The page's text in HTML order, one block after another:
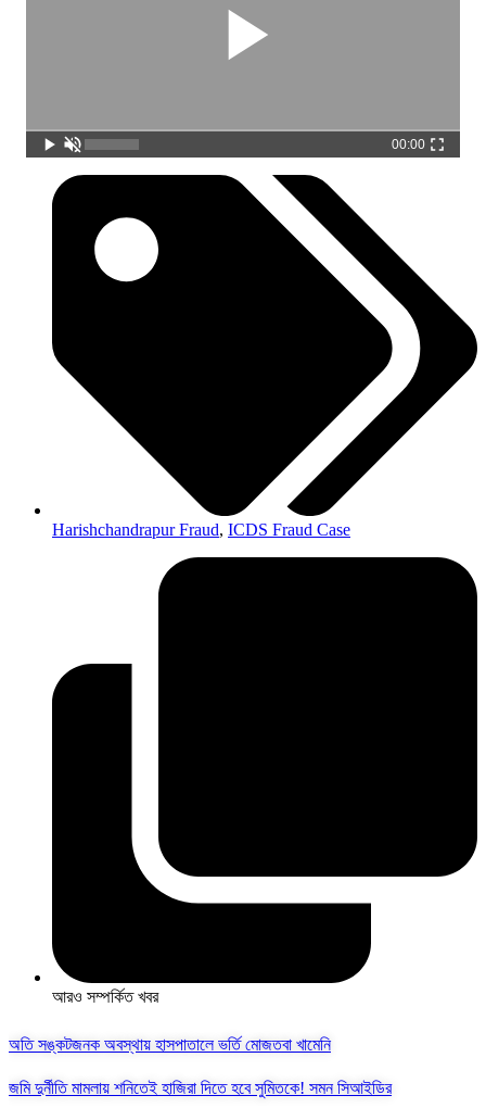
00:00
Harishchandrapur Fraud, ICDS Fraud Case
আরও সম্পর্কিত খবর
অতি সঙ্কটজনক অবস্থায় হাসপাতালে ভর্তি মোজতবা খামেনি
জমি দুর্নীতি মামলায় শনিতেই হাজিরা দিতে হবে সুমিতকে! সমন সিআইডির